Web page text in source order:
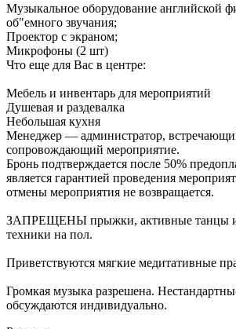
Музыкальное оборудование английской
об"емного звучания;
Проектор с экраном;
Микрофоны (2 шт)
Что еще для Вас в центре:
Мебель и инвентарь для мероприятий
Душевая и раздевалка
Небольшая кухня
Менеджер — администратор,
сопровождающий мероприятие.
Бронь подтверждается после 50%
является гарантией проведения
отмены мероприятия не возвращается.
ЗАПРЕЩЕНЫ прыжки, активные танцы и
техники на пол.
Приветствуются мягкие медитативные
Громкая музыка разрешена.
обсуждаются индивидуально.